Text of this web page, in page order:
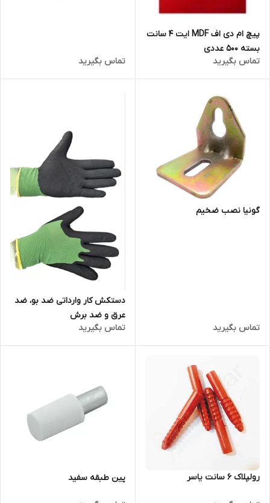
پیچ ام دی اف MDF ایت 4 سانت
بسته 500 عددی
تماس بگیرید
تماس بگیرید
گونیا نصب ضخیم
تماس بگیرید
دستکش کار وارداتی ضد بو، ضد
عرق و ضد برش
تماس بگیرید
رولپلاک 6 سانت یاسر پین طبقه سفید